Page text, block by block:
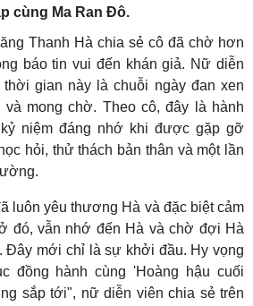
cùng Ma Ran Đô.
Thanh Hà chia sẻ cô đã chờ hơn
báo tin vui đến khán giả. Nữ diễn
gian này là chuỗi ngày đan xen
mong chờ. Theo cô, đây là hành
niệm đáng nhớ khi được gặp gỡ
hỏi, thử thách bản thân và một lần
luôn yêu thương Hà và đặc biệt cảm
đó, vẫn nhớ đến Hà và chờ đợi Hà
Đây mới chỉ là sự khởi đầu. Hy vọng
đồng hành cùng 'Hoàng hậu cuối
sắp tới", nữ diễn viên chia sẻ trên